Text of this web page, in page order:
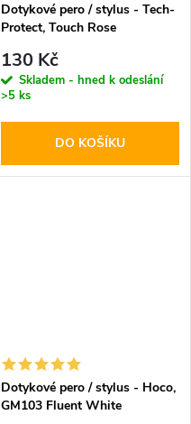
Dotykové pero / stylus - Tech-
Protect, Touch Rose
130 Kč
Skladem - hned k odeslání
>5 ks
DO KOŠÍKU
Dotykové pero / stylus - Hoco,
GM103 Fluent White